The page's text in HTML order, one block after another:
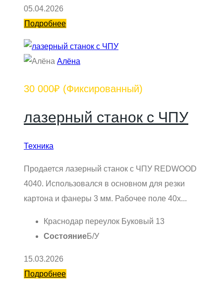
05.04.2026
Подробнее
Алёна
30 000₽ (Фиксированный)
лазерный станок с ЧПУ
Техника
Продается лазерный станок с ЧПУ REDWOOD
4040. Использовался в основном для резки
картона и фанеры 3 мм. Рабочее поле 40х...
Краснодар переулок Буковый 13
СостояниеБ/У
15.03.2026
Подробнее